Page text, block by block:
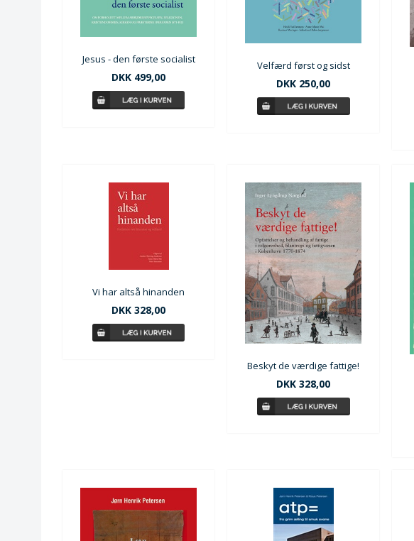
Jesus - den første socialist
DKK 499,00
Velfærd først og sidst
DKK 250,00
Vi har altså hinanden
DKK 328,00
Beskyt de værdige fattige!
DKK 328,00